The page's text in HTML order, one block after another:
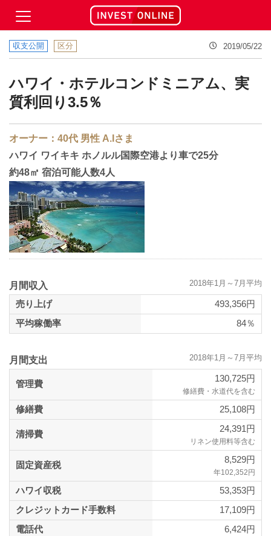
収支公開 区分 2019/05/22
ハワイ・ホテルコンドミニアム、実
質利回り3.5％
オーナー：40代 男性 A.Iさま
ハワイ ワイキキ ホノルル国際空港より車で25分
約48㎡ 宿泊可能人数4人
月間収入 2018年1月～7月平均
売り上げ
493,356円
平均稼働率
84％
月間支出 2018年1月～7月平均
管理費
130,725円
修繕費・水道代を含む
修繕費 25,108円
清掃費
24,391円
リネン使用料等含む
固定資産税
8,529円
年102,352円
ハワイ収税
53,353円
クレジットカード手数料
17,109円
電話代
6,424円